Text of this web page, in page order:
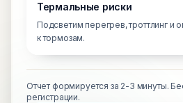
Термальные риски
Подсветим перегрев, троттлинг и
к тормозам.
Отчет формируется за 2-3 минуты.
регистрации.